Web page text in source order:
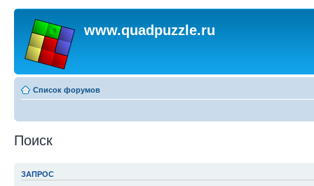
www.quadpuzzle.ru
Список форумов
Поиск
ЗАПРОС